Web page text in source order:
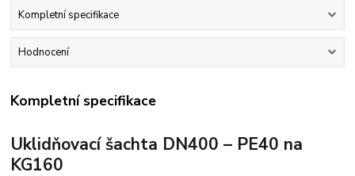
Kompletní specifikace
Hodnocení
Kompletní specifikace
Uklidňovací šachta DN400 – PE40 na
KG160